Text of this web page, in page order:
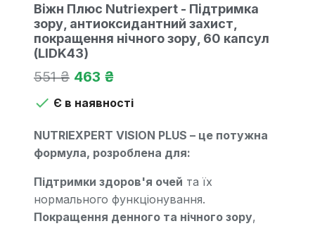
Віжн Плюс Nutriexpert - Підтримка
зору, антиоксидантний захист,
покращення нічного зору, 60 капсул
(LIDK43)
551 ₴ 463 ₴
 Є в наявності
NUTRIEXPERT VISION PLUS – це потужна
формула, розроблена для:
Підтримки здоров'я очей та їх
нормального функціонування.
Покращення денного та нічного зору,